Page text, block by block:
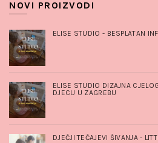
NOVI PROIZVODI
ELISE STUDIO - BESPLATAN
ELISE STUDIO DIZAJNA
DJECU U ZAGREBU
DJEČJI TEČAJEVI ŠIVANJA -